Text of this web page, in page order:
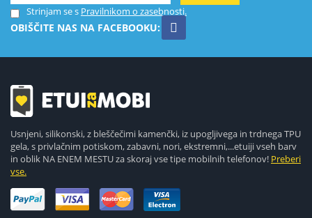
Strinjam se s Pravilnikom o zasebnosti.
OBIŠČITE NAS NA FACEBOOKU:
Usnjeni, silikonski, z bleščečimi kamenčki, iz upogljivega in trdnega TPU
gela, s privlačnim potiskom, zabavni, nori, ekstremni,...etuiji vseh barv
in oblik NA ENEM MESTU za skoraj vse tipe mobilnih telefonov! Preberi
vse.